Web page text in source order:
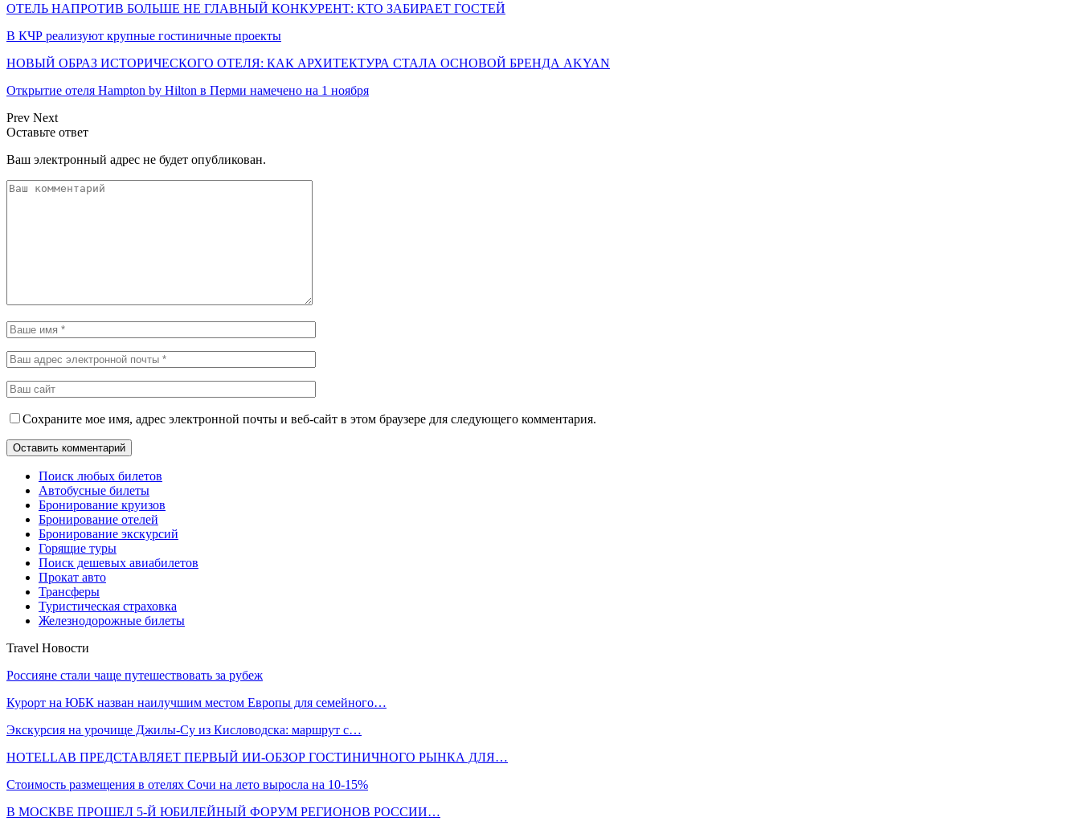
ОТЕЛЬ НАПРОТИВ БОЛЬШЕ НЕ ГЛАВНЫЙ КОНКУРЕНТ: КТО ЗАБИРАЕТ ГОСТЕЙ
В КЧР реализуют крупные гостиничные проекты
НОВЫЙ ОБРАЗ ИСТОРИЧЕСКОГО ОТЕЛЯ: КАК АРХИТЕКТУРА СТАЛА ОСНОВОЙ БРЕНДА AKYAN
Открытие отеля Hampton by Hilton в Перми намечено на 1 ноября
Prev Next
Оставьте ответ
Ваш электронный адрес не будет опубликован.
Сохраните мое имя, адрес электронной почты и веб-сайт в этом браузере для следующего комментария.
Поиск любых билетов
Автобусные билеты
Бронирование круизов
Бронирование отелей
Бронирование экскурсий
Горящие туры
Поиск дешевых авиабилетов
Прокат авто
Трансферы
Туристическая страховка
Железнодорожные билеты
Travel Новости
Россияне стали чаще путешествовать за рубеж
Курорт на ЮБК назван наилучшим местом Европы для семейного…
Экскурсия на урочище Джилы-Су из Кисловодска: маршрут с…
HOTELLAB ПРЕДСТАВЛЯЕТ ПЕРВЫЙ ИИ-ОБЗОР ГОСТИНИЧНОГО РЫНКА ДЛЯ…
Стоимость размещения в отелях Сочи на лето выросла на 10-15%
В МОСКВЕ ПРОШЕЛ 5-Й ЮБИЛЕЙНЫЙ ФОРУМ РЕГИОНОВ РОССИИ…